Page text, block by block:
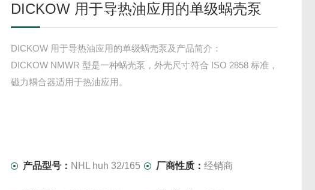
DICKOW 用于导热油应用的单级蜗壳泵
DICKOW 用于导热油应用的单级蜗壳泵及产品简介：
DICKOW NMWR 型是一种蜗壳泵，外壳尺寸符合 ISO 2858 标准，
磁力耦合器适用于热油应用。
产品型号： NHL huh 32/165 厂商性质：经销商